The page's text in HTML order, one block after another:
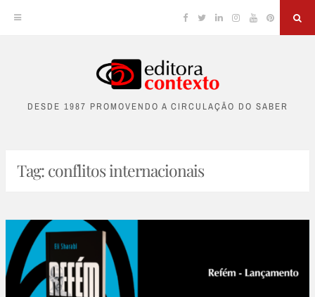
content
Facebook
TwitterLinkedinInstagram
YouTubePinterest
DESDE 1987 PROMOVENDO A CIRCULAÇÃO DO SABER
Tag:conflitos internacionais